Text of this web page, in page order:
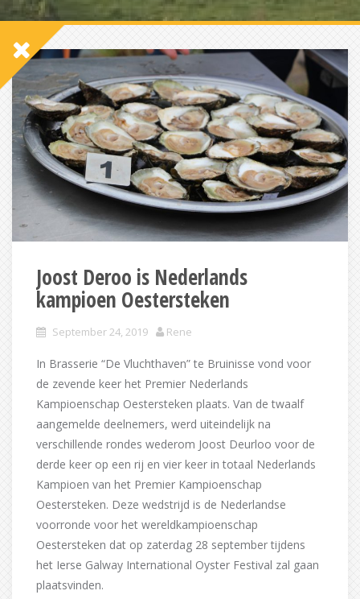
Joost Deroo is Nederlands
kampioen Oestersteken
September 24, 2019 Rene
In Brasserie “De Vluchthaven” te Bruinisse vond voor
de zevende keer het Premier Nederlands
Kampioenschap Oestersteken plaats. Van de twaalf
aangemelde deelnemers, werd uiteindelijk na
verschillende rondes wederom Joost Deurloo voor de
derde keer op een rij en vier keer in totaal Nederlands
Kampioen van het Premier Kampioenschap
Oestersteken. Deze wedstrijd is de Nederlandse
voorronde voor het wereldkampioenschap
Oestersteken dat op zaterdag 28 september tijdens
het Ierse Galway International Oyster Festival zal gaan
plaatsvinden.